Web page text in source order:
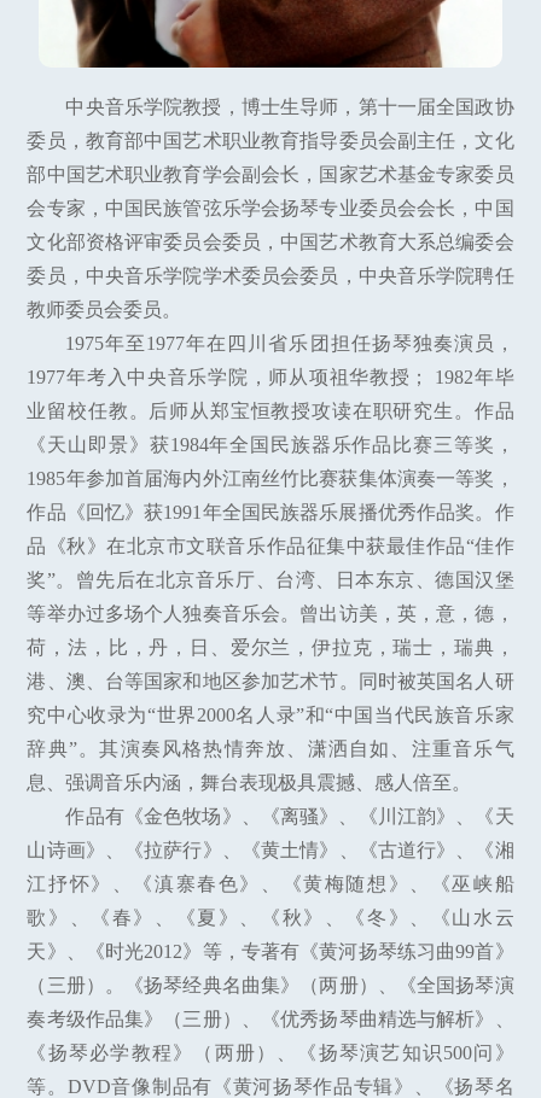
中央音乐学院教授，博士生导师，第十一届全国政协
委员，教育部中国艺术职业教育指导委员会副主任，文化
部中国艺术职业教育学会副会长，国家艺术基金专家委员
会专家，中国民族管弦乐学会扬琴专业委员会会长，中国
文化部资格评审委员会委员，中国艺术教育大系总编委会
委员，中央音乐学院学术委员会委员，中央音乐学院聘任
教师委员会委员。
1975年至1977年在四川省乐团担任扬琴独奏演员，
1977年考入中央音乐学院，师从项祖华教授； 1982年毕
业留校任教。后师从郑宝恒教授攻读在职研究生。作品
《天山即景》获1984年全国民族器乐作品比赛三等奖，
1985年参加首届海内外江南丝竹比赛获集体演奏一等奖，
作品《回忆》获1991年全国民族器乐展播优秀作品奖。作
品《秋》在北京市文联音乐作品征集中获最佳作品“佳作
奖”。曾先后在北京音乐厅、台湾、日本东京、德国汉堡
等举办过多场个人独奏音乐会。曾出访美，英，意，德，
荷，法，比，丹，日、爱尔兰，伊拉克，瑞士，瑞典，
港、澳、台等国家和地区参加艺术节。同时被英国名人研
究中心收录为“世界2000名人录”和“中国当代民族音乐家
辞典”。其演奏风格热情奔放、潇洒自如、注重音乐气
息、强调音乐内涵，舞台表现极具震撼、感人倍至。
作品有《金色牧场》、《离骚》、《川江韵》、《天
山诗画》、《拉萨行》、《黄土情》、《古道行》、《湘
江抒怀》、《滇寨春色》、《黄梅随想》、《巫峡船
歌》、《春》、《夏》、《秋》、《冬》、《山水云
天》、《时光2012》等，专著有《黄河扬琴练习曲99首》
（三册）。《扬琴经典名曲集》（两册）、《全国扬琴演
奏考级作品集》（三册）、《优秀扬琴曲精选与解析》、
《扬琴必学教程》（两册）、《扬琴演艺知识500问》
等。DVD音像制品有《黄河扬琴作品专辑》、《扬琴名